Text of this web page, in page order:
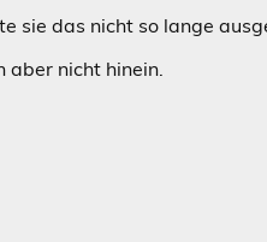
sie das nicht so lange
aber nicht hinein.